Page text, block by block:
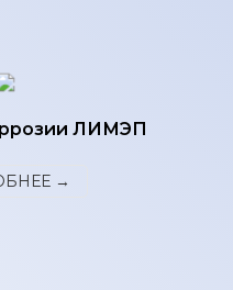
ЛИМЭП
→